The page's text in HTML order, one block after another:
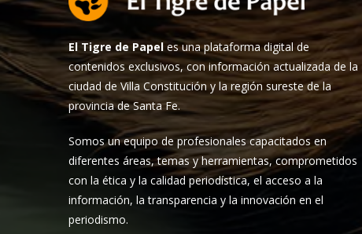
El Tigre de Papel es una plataforma digital de
contenidos exclusivos, con información actualizada de la
ciudad de Villa Constitución y la región sureste de la
provincia de Santa Fe.
Somos un equipo de profesionales capacitados en
diferentes áreas, temas y herramientas, comprometidos
con la ética y la calidad periodística, el acceso a la
información, la transparencia y la innovación en el
periodismo.